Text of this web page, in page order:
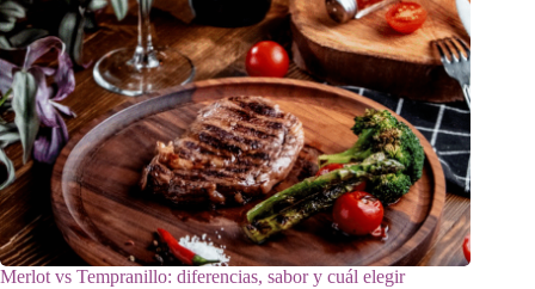
Merlot vs Tempranillo: diferencias, sabor y cuál elegir